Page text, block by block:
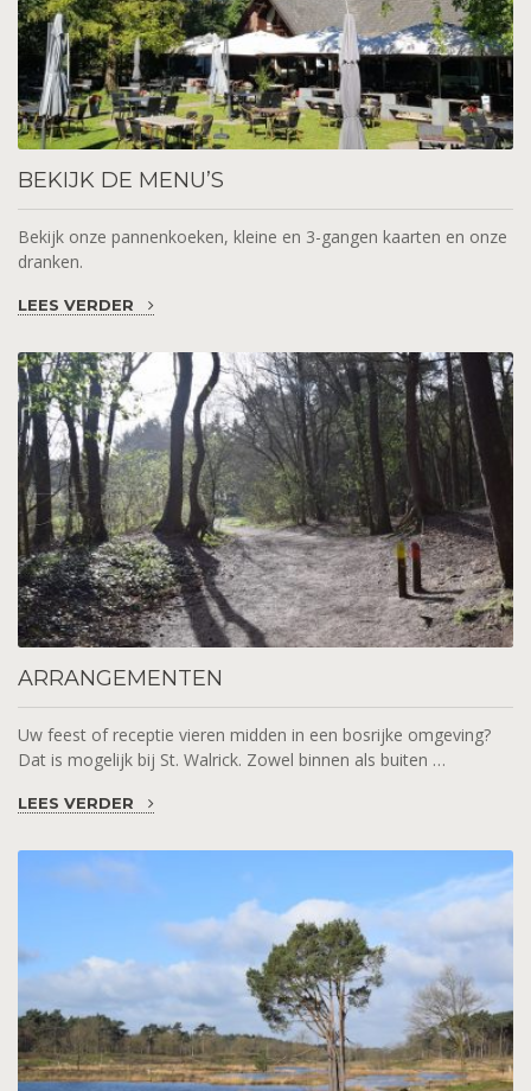
BEKIJK DE MENU’S
Bekijk onze pannenkoeken, kleine en 3-gangen kaarten en onze
dranken.
LEES VERDER
ARRANGEMENTEN
Uw feest of receptie vieren midden in een bosrijke omgeving?
Dat is mogelijk bij St. Walrick. Zowel binnen als buiten …
LEES VERDER